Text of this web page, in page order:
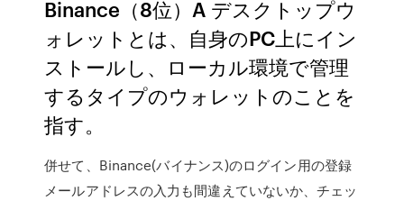
Binance（8位）A デスクトップウ
ォレットとは、自身のPC上にイン
ストールし、ローカル環境で管理
するタイプのウォレットのことを
指す。
併せて、Binance(バイナンス)のログイン用の登録
メールアドレスの入力も間違えていないか、チェッ